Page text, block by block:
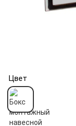
Цвет